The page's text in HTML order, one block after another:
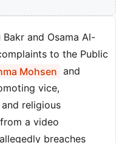
and Osama Al-
to the Public
Mohsen and
vice,
religious
a video
breaches